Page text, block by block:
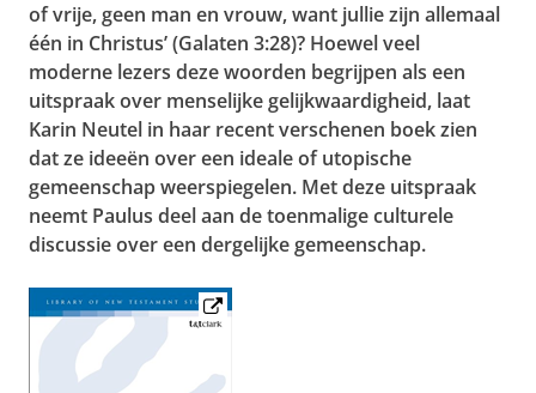
of vrije, geen man en vrouw, want jullie zijn allemaal
één in Christus’ (Galaten 3:28)? Hoewel veel
moderne lezers deze woorden begrijpen als een
uitspraak over menselijke gelijkwaardigheid, laat
Karin Neutel in haar recent verschenen boek zien
dat ze ideeën over een ideale of utopische
gemeenschap weerspiegelen. Met deze uitspraak
neemt Paulus deel aan de toenmalige culturele
discussie over een dergelijke gemeenschap.